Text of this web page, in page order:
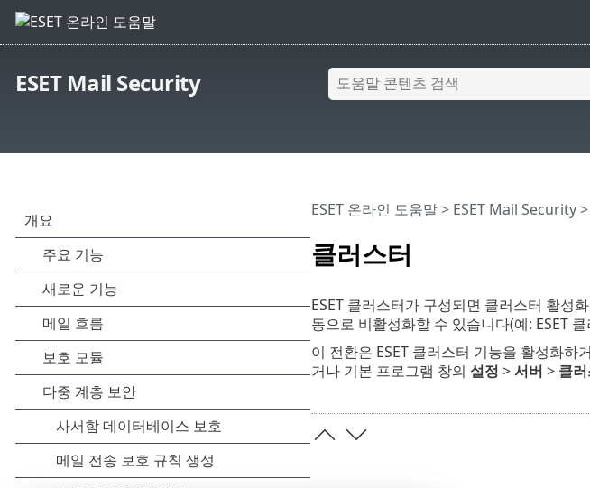
ESET Mail Security
클러스터
ESET 온라인 도움말> ESET Mail Security>
ESET 클러스터가 구성되면 클러스터 활성
동으로 비활성화할 수 있습니다(예: ESET
이 전환은 ESET 클러스터 기능을 활성화
거나 기본 프로그램 창의 설정 >서버 > 클